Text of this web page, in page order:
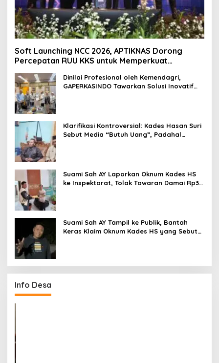
Soft Launching NCC 2026, APTIKNAS Dorong
Percepatan RUU KKS untuk Memperkuat
Kedaulatan Digital Indonesia
Dinilai Profesional oleh Kemendagri,
GAPERKASINDO Tawarkan Solusi Inovatif
Klarifikasi Kontroversial: Kades Hasan Suri
Sebut Media “Butuh Uang”, Padahal
Suami Sah AY Laporkan Oknum Kades HS
ke Inspektorat, Tolak Tawaran Damai Rp3
Suami Sah AY Tampil ke Publik, Bantah
Keras Klaim Oknum Kades HS yang Sebut
Info Desa